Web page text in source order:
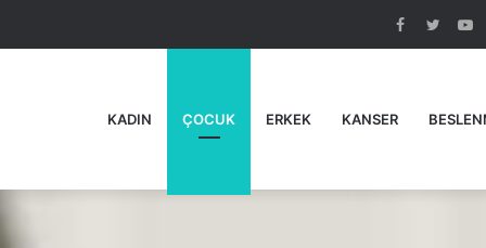
Facebook
KADIN ÇOCUK ERKEK KANSER